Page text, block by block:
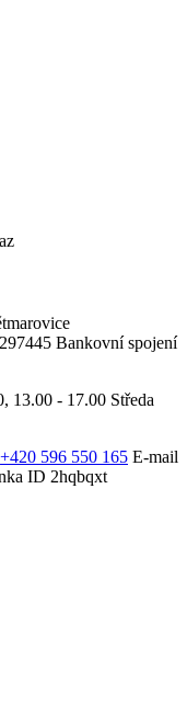
Bankovní spojení
13.00 - 17.00 Středa
+420 596 550 165 E-mail
ID 2hqbqxt